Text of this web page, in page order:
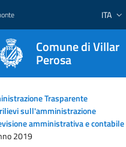
ITA
Comune di Villar
Perosa
Trasparente
sull'amministrazione
amministrativa e contabile
2019